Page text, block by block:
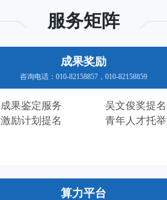
服务矩阵
成果奖励
咨询电话：010-82158857，010-82158859
成果鉴定服务
吴文俊奖提名
激励计划提名
青年人才托举
算力平台